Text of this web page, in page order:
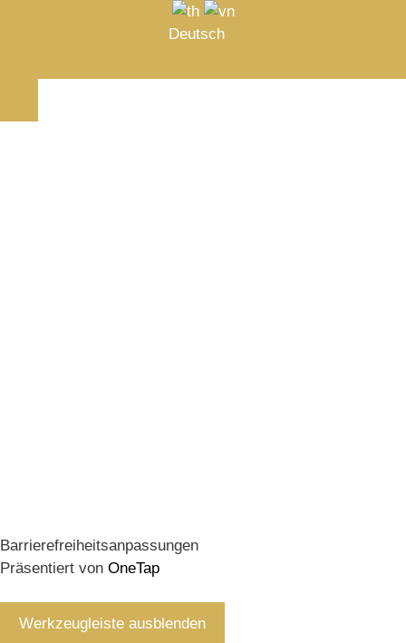
Deutsch
Barrierefreiheitsanpassungen
Präsentiert von OneTap
Werkzeugleiste ausblenden